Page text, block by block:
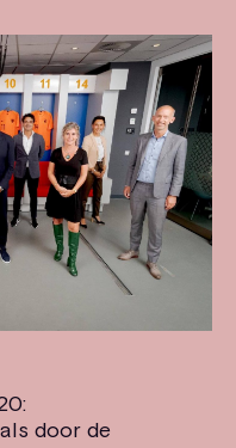
door de